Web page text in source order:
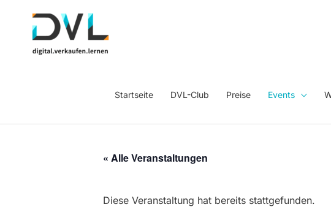
Startseite DVL-Club Preise Events
« Alle Veranstaltungen
Diese Veranstaltung hat bereits stattgefunden.